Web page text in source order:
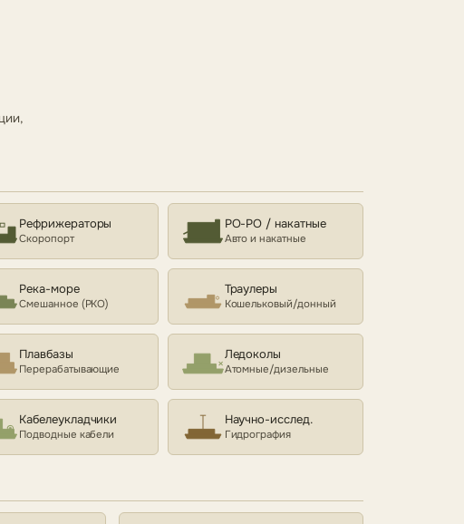
Рефрижераторы
Скоропорт
РО-РО / накатные
Авто и накатные
Река-море
Смешанное (РКО)
Траулеры
Кошельковый/донный
Плавбазы
Перерабатывающие
Ледоколы
Атомные/дизельные
Кабелеукладчики
Подводные кабели
Научно-исслед.
Гидрография